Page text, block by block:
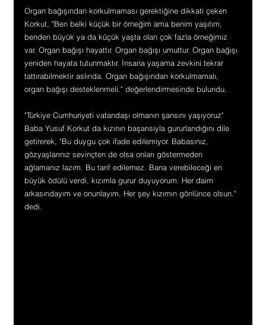
Organ bağışından korkulmaması gerektiğine dikkati çeken
Korkut, "Ben belki küçük bir örneğim ama benim yaşıtım,
benden büyük ya da küçük yaşta olan çok fazla örneğimiz
var. Organ bağışı hayattır. Organ bağışı umuttur. Organ bağışı
yeniden hayata tutunmaktır. İnsana yaşama zevkini tekrar
tattırabilmektir aslında. Organ bağışından korkulmamalı,
organ bağışı desteklenmeli." değerlendirmesinde bulundu.
"Türkiye Cumhuriyeti vatandaşı olmanın şansını yaşıyoruz"
Baba Yusuf Korkut da kızının başarısıyla gururlandığını dile
getirerek, "Bu duygu çok ifade edilemiyor. Babasınız,
gözyaşlarınız sevinçten de olsa onları göstermeden
ağlamanız lazım. Bu tarif edilemez. Bana verebileceği en
büyük ödülü verdi, kızımla gurur duyuyorum. Her daim
arkasındayım ve onunlayım. Her şey kızımın gönlünce olsun."
dedi.